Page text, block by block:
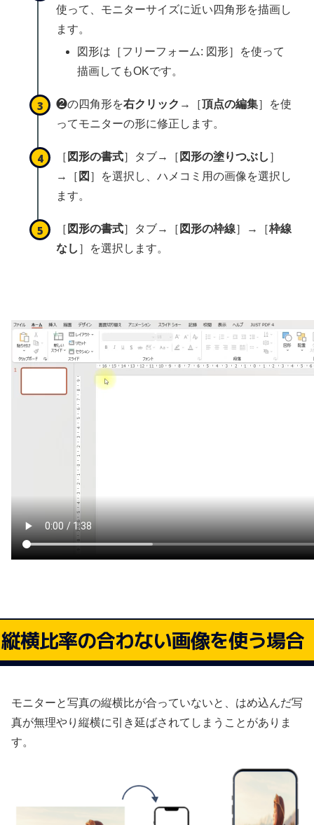
使って、モニターサイズに近い四角形を描画し
ます。
図形は［フリーフォーム: 図形］を使って
描画してもOKです。
❷の四角形を右クリック →［頂点の編集］を使
ってモニターの形に修正します。
［ 図形の書式］タブ→［ 図形の塗りつぶし ］
→［ 図 ］を選択し、ハメコミ用の画像を選択し
ます。
［ 図形の書式］タブ→［ 図形の枠線］→［枠線
なし ］を選択します。
縦横比率の合わない画像を使う場合
モニターと写真の縦横比が合っていないと、はめ込んだ写
真が無理やり縦横に引き延ばされてしまうことがありま
す。